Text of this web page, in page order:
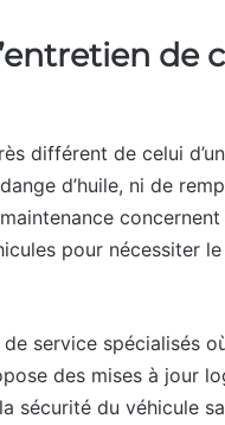
différent de celui
d’huile, ni de
pour nécessiter
service spécialisés
des mises à jour
sécurité du véhicule